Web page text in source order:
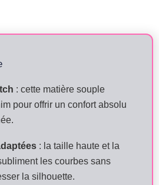
: cette matière souple
pour offrir un confort absolu
: la taille haute et la
les courbes sans
la silhouette.